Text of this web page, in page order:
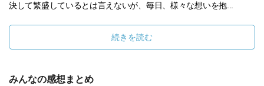
決して繁盛しているとは言えないが、毎日、様々な想いを抱...
続きを読む
みんなの感想まとめ